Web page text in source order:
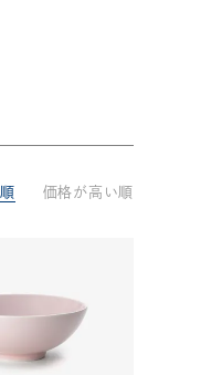
円
価格が高い順